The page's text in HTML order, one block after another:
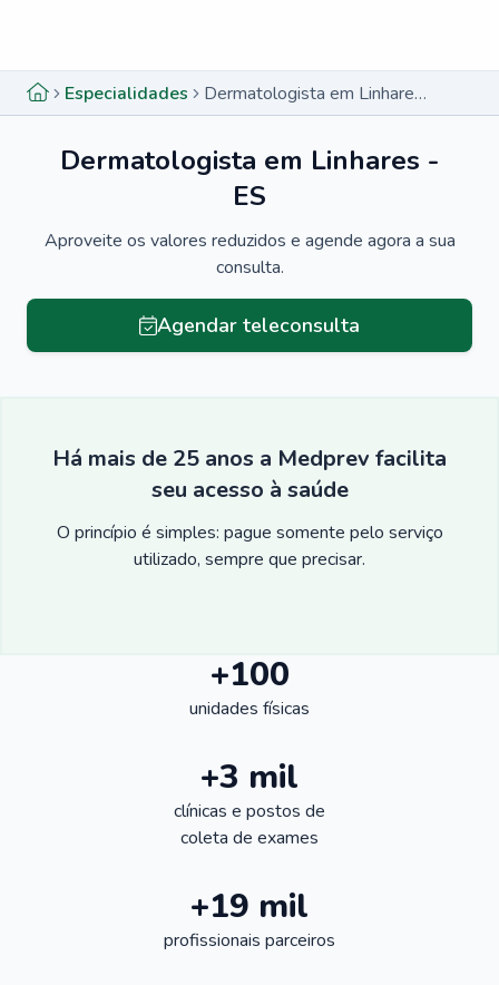
Especialidades Dermatologista em Linhares - ES
Dermatologista em Linhares -
ES
Aproveite os valores reduzidos e agende agora a sua
consulta.
Agendar teleconsulta
Há mais de 25 anos a Medprev facilita
seu acesso à saúde
O princípio é simples: pague somente pelo serviço
utilizado, sempre que precisar.
+100
unidades físicas
+3 mil
clínicas e postos de
coleta de exames
+19 mil
profissionais parceiros